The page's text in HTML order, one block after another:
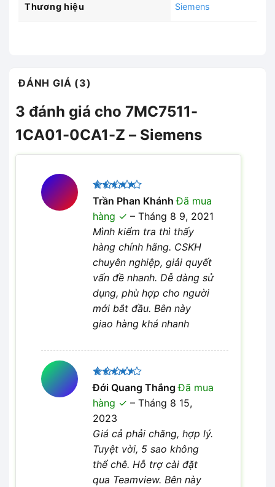
Thương hiệu Siemens
ĐÁNH GIÁ (3)
3 đánh giá cho 7MC7511-
1CA01-0CA1-Z – Siemens
Được xếp
hạng 5
5
sao
Trần Phan KhánhĐã mua
hàng
– Tháng 8 9, 2021
Mình kiểm tra thì thấy
hàng chính hãng. CSKH
chuyên nghiệp, giải quyết
vấn đề nhanh. Dễ dàng sử
dụng, phù hợp cho người
mới bắt đầu. Bên này
giao hàng khá nhanh
Được
xếp hạng
45 sao
Đới Quang ThắngĐã mua
hàng
– Tháng 8 15,
2023
Giá cả phải chăng, hợp lý.
Tuyệt vời, 5 sao không
thể chê. Hỗ trợ cài đặt
qua Teamview. Bên này